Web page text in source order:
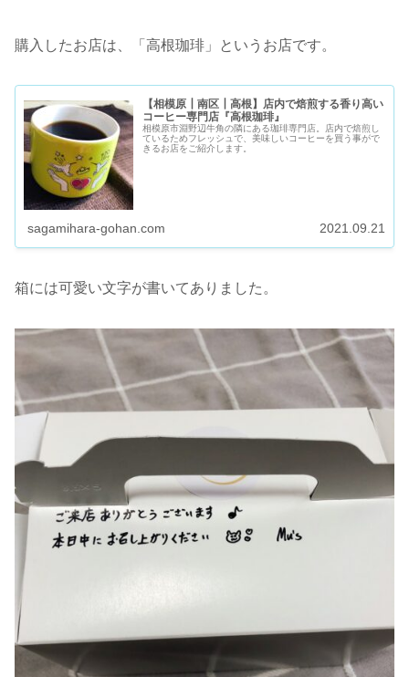
購入したお店は、「高根珈琲」というお店です。
【相模原┃南区┃高根】店内で焙煎する香り高い
コーヒー専門店『高根珈琲』
相模原市淵野辺牛角の隣にある珈琲専門店。店内で焙煎し
ているためフレッシュで、美味しいコーヒーを買う事がで
きるお店をご紹介します。
sagamihara-gohan.com 2021.09.21
箱には可愛い文字が書いてありました。